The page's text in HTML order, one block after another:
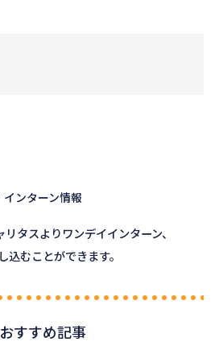
インターン情報
タスよりワンデイインターン、
むことができます。
おすすめ記事